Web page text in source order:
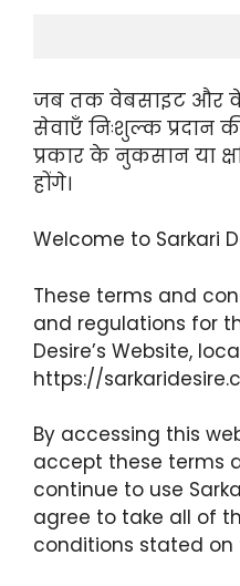
जब तक वेबसाइट और
सेवाएँ निःशुल्क प्रदान
प्रकार के नुकसान या
होंगे।
Welcome to Sarkari
These terms and
and regulations for
Desire’s Website,
https://
By accessing this
accept these terms
continue to use
agree to take all of
conditions stated on